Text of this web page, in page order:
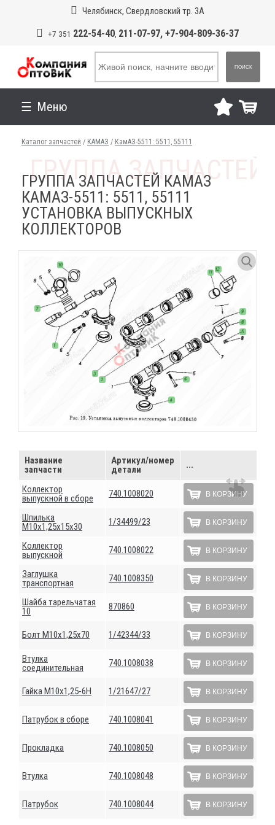
Челябинск, Свердловский тр. 3А
+7 351 222-54-40, 211-07-97, +7-904-809-36-37
ПОИСК
Меню
Каталог запчастей / КАМАЗ / КамАЗ-5511: 5511, 55111
ГРУППА ЗАПЧАСТЕЙ КАМАЗ
КАМАЗ-5511: 5511, 55111
УСТАНОВКА ВЫПУСКНЫХ
КОЛЛЕКТОРОВ
Название
запчасти
Артикул/номер
детали
...
Коллектор
выпускной в сборе
740.1008020 В КОРЗИНУ
Шпилька
М10х1,25х15х30
1/34499/23 В КОРЗИНУ
Коллектор
выпускной
740.1008022 В КОРЗИНУ
Заглушка
транспортная
740.1008350 В КОРЗИНУ
Шайба тарельчатая
10
870860 В КОРЗИНУ
Болт М10х1,25х70 1/42344/33 В КОРЗИНУ
Втулка
соединительная
740.1008038 В КОРЗИНУ
Гайка М10х1,25-6Н 1/21647/27 В КОРЗИНУ
Патрубок в сборе 740.1008041 В КОРЗИНУ
Прокладка 740.1008050 В КОРЗИНУ
Втулка 740.1008048 В КОРЗИНУ
Патрубок 740.1008044 В КОРЗИНУ